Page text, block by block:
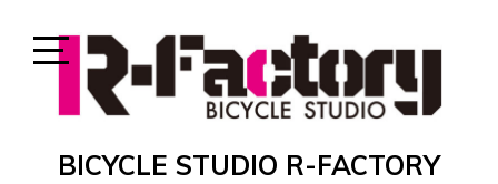
Open
Sidebar
BICYCLE STUDIO R-FACTORY